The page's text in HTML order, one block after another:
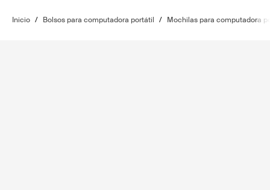
Inicio / Bolsos para computadora portátil / Mochilas para computadora